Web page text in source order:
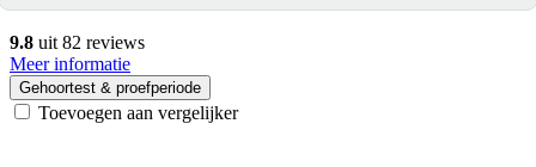
9.8 uit 82 reviews
Meer informatie
Gehoortest & proefperiode
Toevoegen aan vergelijker